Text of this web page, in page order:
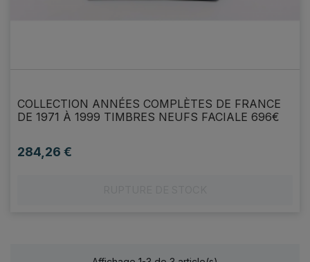
COLLECTION ANNÉES COMPLÈTES DE FRANCE
DE 1971 À 1999 TIMBRES NEUFS FACIALE 696€
Prix
284,26 €